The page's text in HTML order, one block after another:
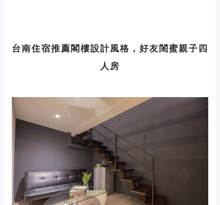
台南住宿推薦閣樓設計風格，好友閨蜜親子四
人房